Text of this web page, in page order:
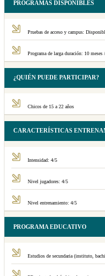
PROGRAMAS DISPONIBLES
Pruebas de acceso y campus:
Programa de larga duración: 10 meses
¿QUIÉN PUEDE PARTICIPAR?
Chicos de 15 a 22 años
CARACTERÍSTICAS
Intensidad: 4/5
Nivel jugadores: 4/5
Nivel entrenamiento: 4/5
PROGRAMA EDUCATIVO
Estudios de secundaria (instituto,